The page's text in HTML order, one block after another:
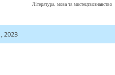
Література, мова та мистецтвознавство
, 2023